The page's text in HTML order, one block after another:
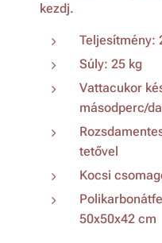
kezdj.
Teljesítmény:
Súly: 25 kg
Vattacukor
másodperc/
tetővel
Kocsi
50x50x42 cm